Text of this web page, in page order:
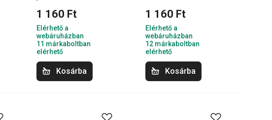
1 160 Ft
Elérhető a
webáruházban
11 márkaboltban
elérhető
Kosárba
1 160 Ft
Elérhető a
webáruházban
12 márkaboltban
elérhető
Kosárba